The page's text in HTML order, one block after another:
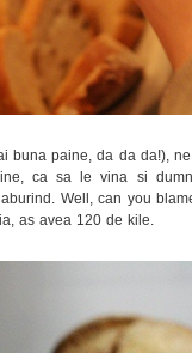
buna paine, da da da!),
ca sa le vina si
Well, can you
as avea 120 de kile.